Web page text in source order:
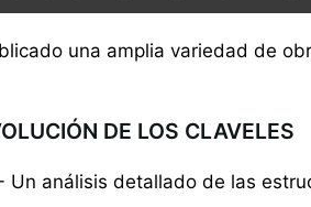
una amplia variedad de
DE LOS CLAVELES
Un análisis detallado de las